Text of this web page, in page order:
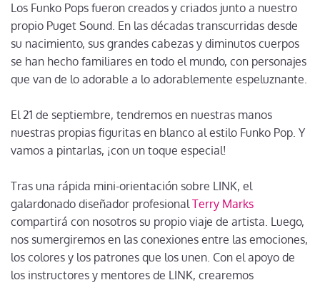
Los Funko Pops fueron creados y criados junto a nuestro
propio Puget Sound. En las décadas transcurridas desde
su nacimiento, sus grandes cabezas y diminutos cuerpos
se han hecho familiares en todo el mundo, con personajes
que van de lo adorable a lo adorablemente espeluznante.
El 21 de septiembre, tendremos en nuestras manos
nuestras propias figuritas en blanco al estilo Funko Pop. Y
vamos a pintarlas, ¡con un toque especial!
Tras una rápida mini-orientación sobre LINK, el
galardonado diseñador profesionalTerry Marks
compartirá con nosotros su propio viaje de artista. Luego,
nos sumergiremos en las conexiones entre las emociones,
los colores y los patrones que los unen. Con el apoyo de
los instructores y mentores de LINK, crearemos